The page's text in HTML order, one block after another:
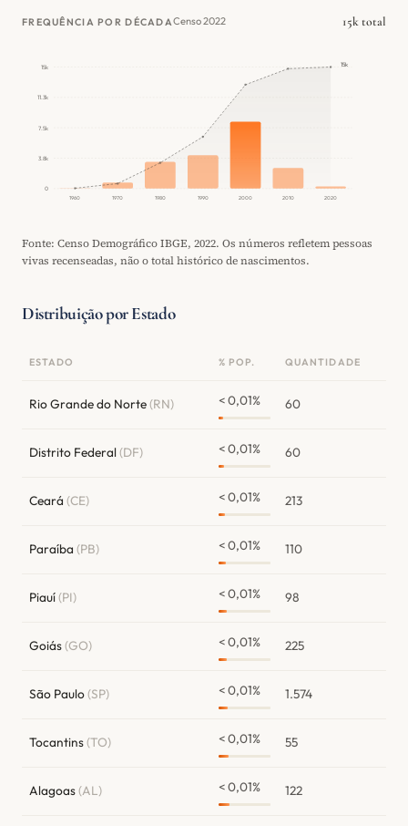
FREQUÊNCIA POR DÉCADACenso 2022 15k total
0
3.8k
7.5k
11.3k
15k
1960 1970 1980 1990 2000 2010 2020
15k
Fonte: Censo Demográfico IBGE, 2022. Os números refletem pessoas
vivas recenseadas, não o total histórico de nascimentos.
Distribuição por Estado
ESTADO % POP. QUANTIDADE
Rio Grande do Norte(RN) < 0,01% 60
Distrito Federal(DF) < 0,01% 60
Ceará (CE) < 0,01% 213
Paraíba (PB) < 0,01% 110
Piauí(PI) < 0,01% 98
Goiás(GO) < 0,01% 225
São Paulo(SP) < 0,01% 1.574
Tocantins(TO) < 0,01% 55
Alagoas(AL) < 0,01% 122